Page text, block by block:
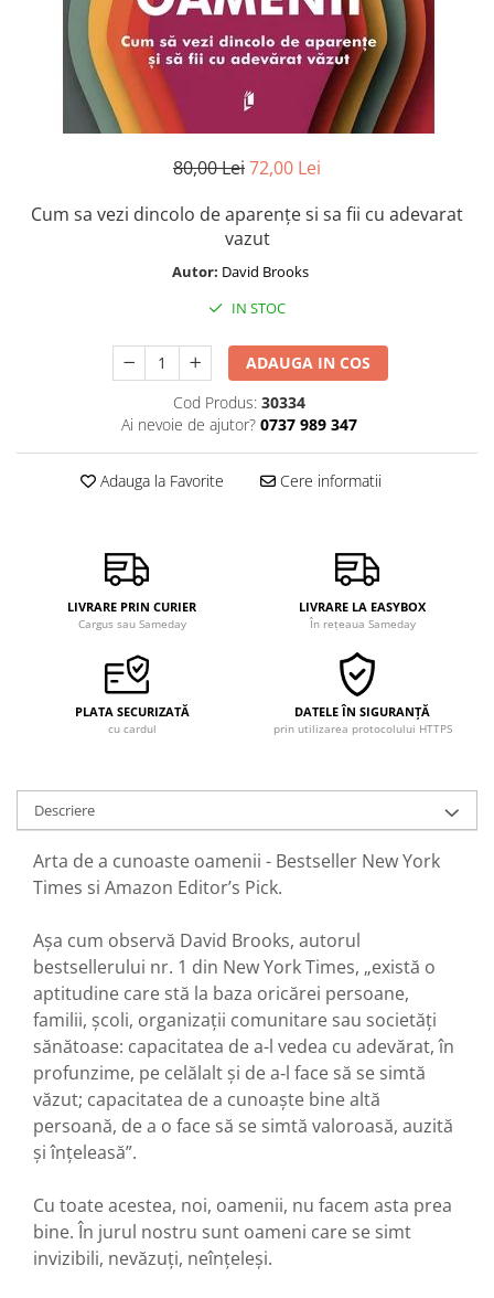
Spiritualitate
Știință și Tehnologie
Științe Politice
80,00 Lei72,00 Lei
Cum sa vezi dincolo de aparențe si sa fii cu adevarat
vazut
Autor: David Brooks
IN STOC
ADAUGA IN COS
Cod Produs: 30334
Ai nevoie de ajutor? 0737 989 347
Adauga la Favorite Cere informatii
LIVRARE PRIN CURIER
Cargus sau Sameday
LIVRARE LA EASYBOX
În rețeaua Sameday
PLATA SECURIZATĂ
cu cardul
DATELE ÎN SIGURANȚĂ
prin utilizarea protocolului HTTPS
Descriere
Arta de a cunoaste oamenii - Bestseller New York
Times si Amazon Editor’s Pick.
Așa cum observă David Brooks, autorul
bestsellerului nr. 1 din New York Times, „există o
aptitudine care stă la baza oricărei persoane,
familii, şcoli, organizaţii comunitare sau societăţi
sănătoase: capacitatea de a-l vedea cu adevărat, în
profunzime, pe celălalt şi de a‑l face să se simtă
văzut; capacitatea de a cunoaşte bine altă
persoană, de a o face să se simtă valoroasă, auzită
şi înţeleasă”.
Cu toate acestea, noi, oamenii, nu facem asta prea
bine. În jurul nostru sunt oameni care se simt
invizibili, nevăzuți, neînțeleși.